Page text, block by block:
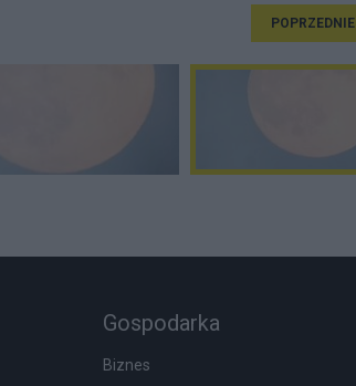
POPRZEDNIE
Gospodarka
Biznes